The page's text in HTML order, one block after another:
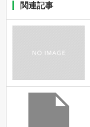
関連記事